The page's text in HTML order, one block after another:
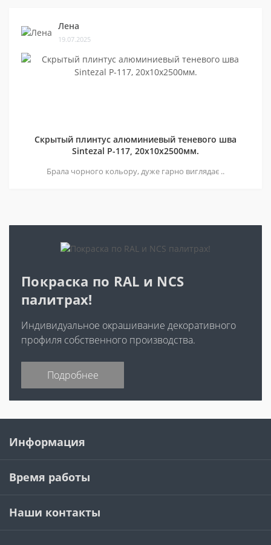
Лена
19.07.2025
Скрытый плинтус алюминиевый теневого шва
Sintezal P-117, 20х10х2500мм.
Брала чорного кольору, дуже гарно виглядає ..
Покраска по RAL и NCS
палитрах!
Индивидуальное окрашивание декоративного
профиля собственного производства.
Подробнее
Информация
Время работы
Наши контакты